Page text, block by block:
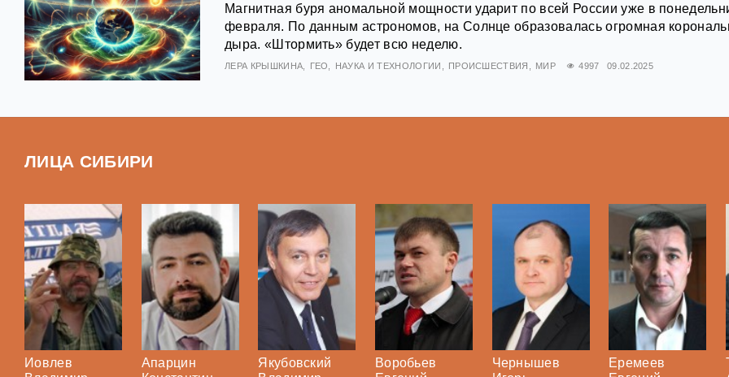
Магнитная буря аномальной мощности ударит по всей России уже в
февраля. По данным астрономов, на Солнце образовалась огромная
дыра. «Штормить» будет всю неделю.
ЛЕРА КРЫШКИНА ГЕО НАУКА И ТЕХНОЛОГИИ ПРОИСШЕСТВИЯ МИР 4997 09.02.2025
ЛИЦА СИБИРИ
Иовлев
Апарцин
Якубовский
Воробьев
Чернышев
Еремеев